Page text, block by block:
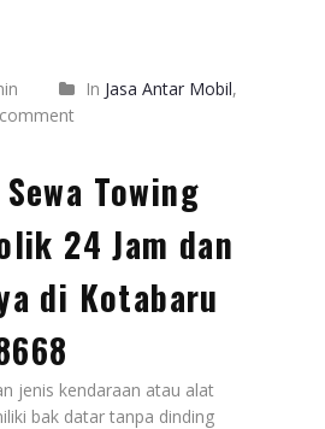
In Jasa Antar Mobil,
Towing
24 Jam dan
di Kotabaru
jenis kendaraan atau alat
bak datar tanpa dinding